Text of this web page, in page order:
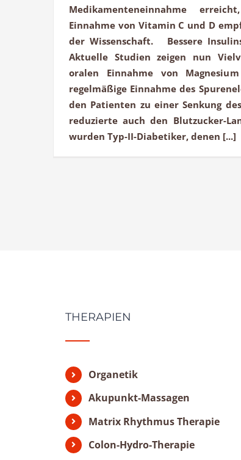
Medikamenteneinnahme
Einnahme von Vitamin C und D
der Wissenschaft. Bessere
Aktuelle Studien zeigen nun
oralen Einnahme von
regelmäßige Einnahme des
den Patienten zu einer Senkung
reduzierte auch den Blutzucker-
wurden Typ-II-Diabetiker, denen [...]
THERAPIEN
Organetik
Akupunkt-Massagen
Matrix Rhythmus Therapie
Colon-Hydro-Therapie